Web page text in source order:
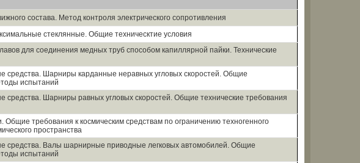
состава. Метод контроля электрического сопротивления
стеклянные. Общие техническтие условия
для соединения медных труб способом капиллярной пайки. Технические
средства. Шарниры карданные неравных угловых скоростей. Общие
испытаний
средства. Шарниры равных угловых скоростей. Общие технические требования
Общие требования к космическим средствам по ограничению техногенного
пространства
средства. Валы шарнирные приводные легковых автомобилей. Общие
испытаний